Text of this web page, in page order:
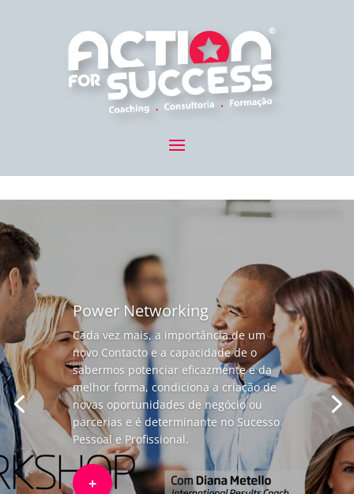
Power Networking
Cada vez mais, a importância de um
novo Contacto e a capacidade de o
sabermos potenciar eficazmente e da
melhor forma, condiciona a criação de
novas oportunidades de negócio ou
parcerias e é determinante no Sucesso
Pessoal e Profissional.
+